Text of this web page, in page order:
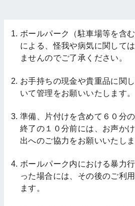
ボールパーク（駐車場等を含
による、怪我や病気に関して
ませんのでご了承ください。
お手持ちの現金や貴重品に関
いて管理をお願いいたします。
準備、片付けを含めて６０分
終了の１０分前には、お声か
出へのご協力をお願いいたしま
ボールパーク内における暴力
った場合には、その後のご利
ます。